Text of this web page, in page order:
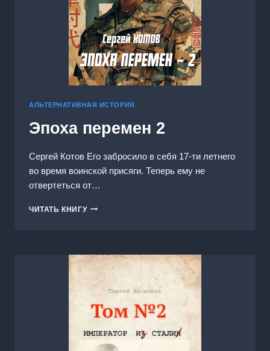
АЛЬТЕРНАТИВНАЯ ИСТОРИЯ
Эпоха перемен 2
Сергей Котов Его забросило в себя 17-ти летнего
во время воинской присяги. Теперь ему не
отвертеться от…
ЧИТАТЬ КНИГУЭПОХА